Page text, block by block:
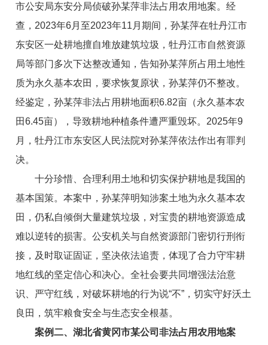
市公安局东安分局侦破孙某萍非法占用农用地案。经
查，2023年6月至2023年11月期间，孙某萍在牡丹江市
东安区一处耕地擅自堆放建筑垃圾，牡丹江市自然资源
局等部门多次下达整改通知，告知孙某萍所占用土地性
质为永久基本农田，要求恢复原状，孙某萍仍不整改。
经鉴定，孙某萍非法占用耕地面积6.82亩（永久基本农
田6.45亩），导致耕地种植条件遭严重毁坏。2025年9
月，牡丹江市东安区人民法院对孙某萍依法作出有罪判
决。
十分珍惜、合理利用土地和切实保护耕地是我国的
基本国策。本案中，孙某萍明知涉案土地为永久基本农
田，仍私自倾倒大量建筑垃圾，对宝贵的耕地资源造成
难以逆转的损害。公安机关与自然资源部门密切行刑衔
接，及时取证固证，坚决依法追责，体现了合力守牢耕
地红线的坚定信心和决心。全社会要共同增强法治意
识、严守红线，对破坏耕地的行为说“不”，切实守好沃土
良田，筑牢粮食安全与生态安全根基。
案例二、湖北省黄冈市某公司非法占用农用地案